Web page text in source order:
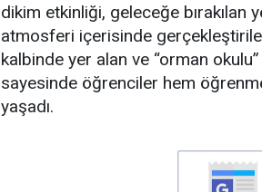
dikim etkinliği, geleceğe bırakılan
atmosferi içerisinde gerçekleştirilen
kalbinde yer alan ve “orman
sayesinde öğrenciler hem
yaşadı.